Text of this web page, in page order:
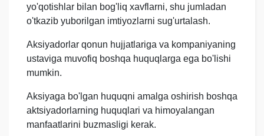
yo'qotishlar bilan bog'liq xavflarni, shu jumladan
o'tkazib yuborilgan imtiyozlarni sug'urtalash.
Aksiyadorlar qonun hujjatlariga va kompaniyaning
ustaviga muvofiq boshqa huquqlarga ega bo'lishi
mumkin.
Aksiyaga bo'lgan huquqni amalga oshirish boshqa
aktsiyadorlarning huquqlari va himoyalangan
manfaatlarini buzmasligi kerak.